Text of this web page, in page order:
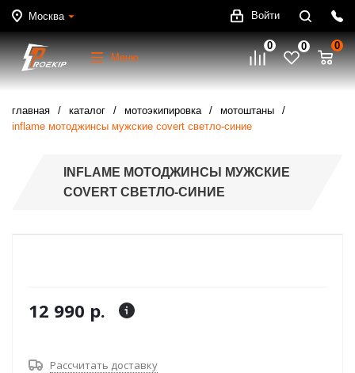
Москва Войти
Меню
0 0 0
главная каталог мотоэкипировка
мотоштаны
inflame мотоджинсы мужские covert светло-синие
INFLAME МОТОДЖИНСЫ МУЖСКИЕ
COVERT СВЕТЛО-СИНИЕ
12 990 р.
Рассчитать доставку